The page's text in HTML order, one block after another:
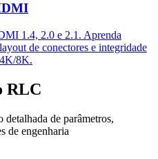
1.4, 2.0 e 2.1. Aprenda
de conectores e integridade
8K.
RLC
de parâmetros,
de engenharia